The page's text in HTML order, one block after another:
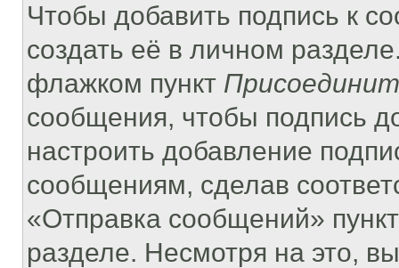
Чтобы добавить подпись к
создать её в личном
флажком пункт
сообщения, чтобы подпись
настроить добавление
сообщениям, сделав
«Отправка сообщений»
разделе. Несмотря на это,